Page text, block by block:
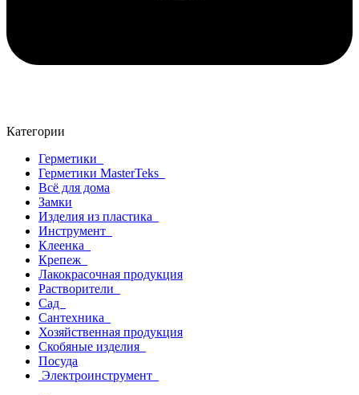
Категории
Герметики
Герметики MasterTeks
Всё для дома
Замки
Изделия из пластика
Инструмент
Клеенка
Крепеж
Лакокрасочная продукция
Растворители
Сад
Сантехника
Хозяйственная продукция
Скобяные изделия
Посуда
Электроинструмент